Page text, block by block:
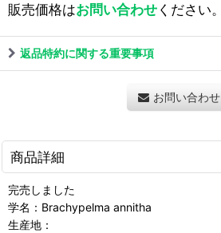
販売価格はお問い合わせください。
返品特約に関する重要事項
お問い合わせ
商品詳細
完売しました
学名：Brachypelma annitha
生産地：